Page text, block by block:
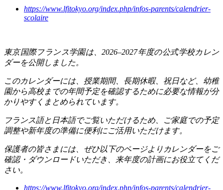
https://www.lfitokyo.org/index.php/infos-parents/calendrier-
scolaire
東京国際フランス学園は、2026–2027年度の公式学校カレン
ダーを公開しました。
このカレンダーには、授業期間、長期休暇、祝日など、幼稚
園から高校までの年間予定を確認するために必要な情報が分
かりやすくまとめられています。
フランス語と日本語でご覧いただけるため、ご家庭での予定
調整や新年度の準備に便利にご活用いただけます。
保護者の皆さまには、ぜひ以下のページよりカレンダーをご
確認・ダウンロードいただき、来年度の計画にお役立てくだ
さい。
https://www.lfitokyo.org/index.php/infos-parents/calendrier-